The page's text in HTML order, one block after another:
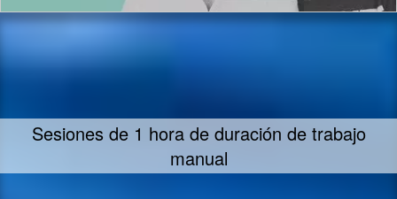
Te ofrecemos nuestra mayor dedicación y
empeño en ayudarte